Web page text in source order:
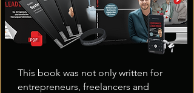
This book was not only written for
entrepreneurs, freelancers and